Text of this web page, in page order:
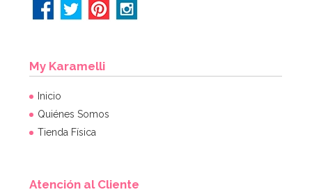
My Karamelli
Inicio
Quiénes Somos
Tienda Física
Atención al Cliente